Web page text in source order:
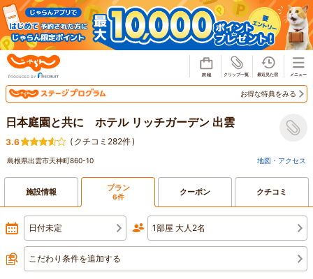
お得な特典をみる
日本庭園と共に ホテル リッチガーデン 出雲
3.6 ( クチコミ282件)
島根県出雲市天神町860-10 地図・アクセス
施設情報 プラン
6件 クーポン クチコミ
日付未定 1部屋 大人2名
こだわり条件を追加する